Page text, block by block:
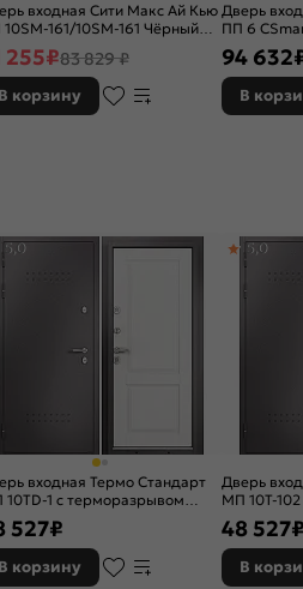
входная Сити Макс Ай Кью
161/10SM-161 Чёрный
Белый матовый, 2 замка
255₽83 829 ₽
В корзину
Дверь
ПП 6
Графит
94 632
В
входная Термо Стандарт
1 с терморазрывом
букле/Белый софт, 2
с ночной задвижкой
5,0
527₽
В корзину
Дверь
МП 10T-
Шоколад
матовый, 2
задвижкой
5,0
48 527₽
В